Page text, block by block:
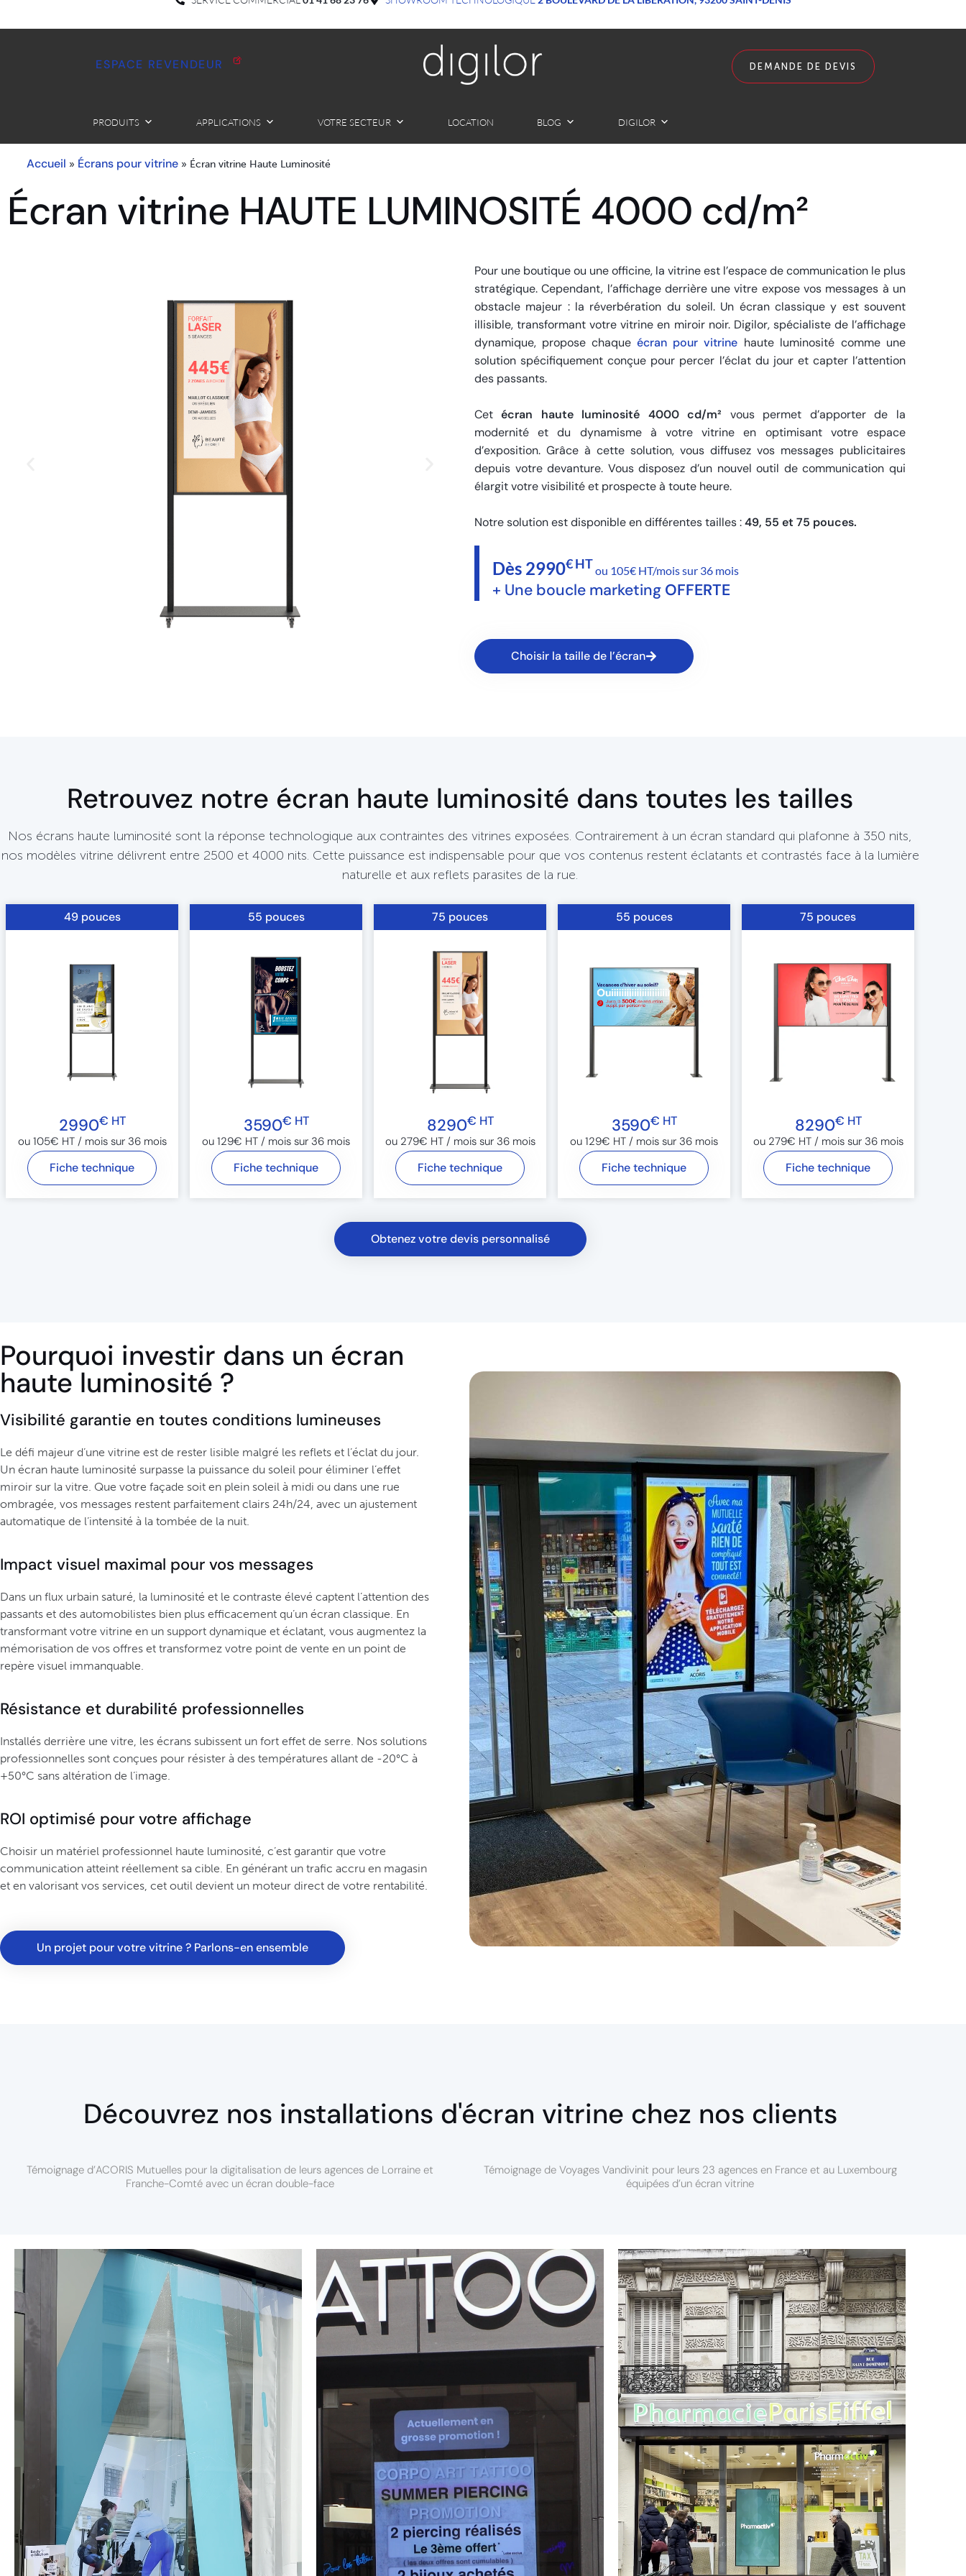
ESPACE REVENDEUR DEMANDE DE DEVIS
PRODUITS APPLICATIONS VOTRE SECTEUR LOCATION BLOG DIGILOR
Accueil » Écrans pour vitrine » Écran vitrine Haute Luminosité
Écran vitrine HAUTE LUMINOSITÉ 4000 cd/m²
Pour une boutique ou une officine, la vitrine est l’espace de communication le plus
stratégique. Cependant, l’affichage derrière une vitre expose vos messages à un
obstacle majeur : la réverbération du soleil. Un écran classique y est souvent
illisible, transformant votre vitrine en miroir noir. Digilor, spécialiste de l’affichage
dynamique, propose chaque écran pour vitrine haute luminosité comme une
solution spécifiquement conçue pour percer l’éclat du jour et capter l’attention
des passants.
Cet écran haute luminosité 4000 cd/m² vous permet d’apporter de la
modernité et du dynamisme à votre vitrine en optimisant votre espace
d’exposition. Grâce à cette solution, vous diffusez vos messages publicitaires
depuis votre devanture. Vous disposez d’un nouvel outil de communication qui
élargit votre visibilité et prospecte à toute heure.
Notre solution est disponible en différentes tailles :49, 55 et 75 pouces.
Dès 2990€ HTou 105€ HT/mois sur 36 mois
+ Une boucle marketing OFFERTE
Choisir la taille de l’écran
Retrouvez notre écran haute luminosité dans toutes les tailles
Nos écrans haute luminosité sont la réponse technologique aux contraintes des vitrines exposées. Contrairement à un écran standard qui plafonne à 350 nits,
nos modèles vitrine délivrent entre 2500 et 4000 nits. Cette puissance est indispensable pour que vos contenus restent éclatants et contrastés face à la lumière
naturelle et aux reflets parasites de la rue.
49 pouces
2990€ HT
ou 105€ HT / mois sur 36 mois​
Fiche technique
55 pouces
3590€ HT
ou 129€ HT / mois sur 36 mois​
Fiche technique
75 pouces
8290€ HT
ou 279€ HT / mois sur 36 mois​
Fiche technique
55 pouces
3590€ HT
ou 129€ HT / mois sur 36 mois​
Fiche technique
75 pouces
8290€ HT
ou 279€ HT / mois sur 36 mois​
Fiche technique
Obtenez votre devis personnalisé
Pourquoi investir dans un écran
haute luminosité ?
Visibilité garantie en toutes conditions lumineuses
Le défi majeur d’une vitrine est de rester lisible malgré les reflets et l’éclat du jour.
Un écran haute luminosité surpasse la puissance du soleil pour éliminer l’effet
miroir sur la vitre. Que votre façade soit en plein soleil à midi ou dans une rue
ombragée, vos messages restent parfaitement clairs 24h/24, avec un ajustement
automatique de l’intensité à la tombée de la nuit.
Impact visuel maximal pour vos messages
Dans un flux urbain saturé, la luminosité et le contraste élevé captent l’attention des
passants et des automobilistes bien plus efficacement qu’un écran classique. En
transformant votre vitrine en un support dynamique et éclatant, vous augmentez la
mémorisation de vos offres et transformez votre point de vente en un point de
repère visuel immanquable.
Résistance et durabilité professionnelles
Installés derrière une vitre, les écrans subissent un fort effet de serre. Nos solutions
professionnelles sont conçues pour résister à des températures allant de -20°C à
+50°C sans altération de l’image.
ROI optimisé pour votre affichage
Choisir un matériel professionnel haute luminosité, c’est garantir que votre
communication atteint réellement sa cible. En générant un trafic accru en magasin
et en valorisant vos services, cet outil devient un moteur direct de votre rentabilité.
Un projet pour votre vitrine ? Parlons-en ensemble
Découvrez nos installations d'écran vitrine chez nos clients
Témoignage d’ACORIS Mutuelles pour la digitalisation de leurs agences de Lorraine et
Franche-Comté avec un écran double-face
Témoignage de Voyages Vandivinit pour leurs 23 agences en France et au Luxembourg
équipées d’un écran vitrine